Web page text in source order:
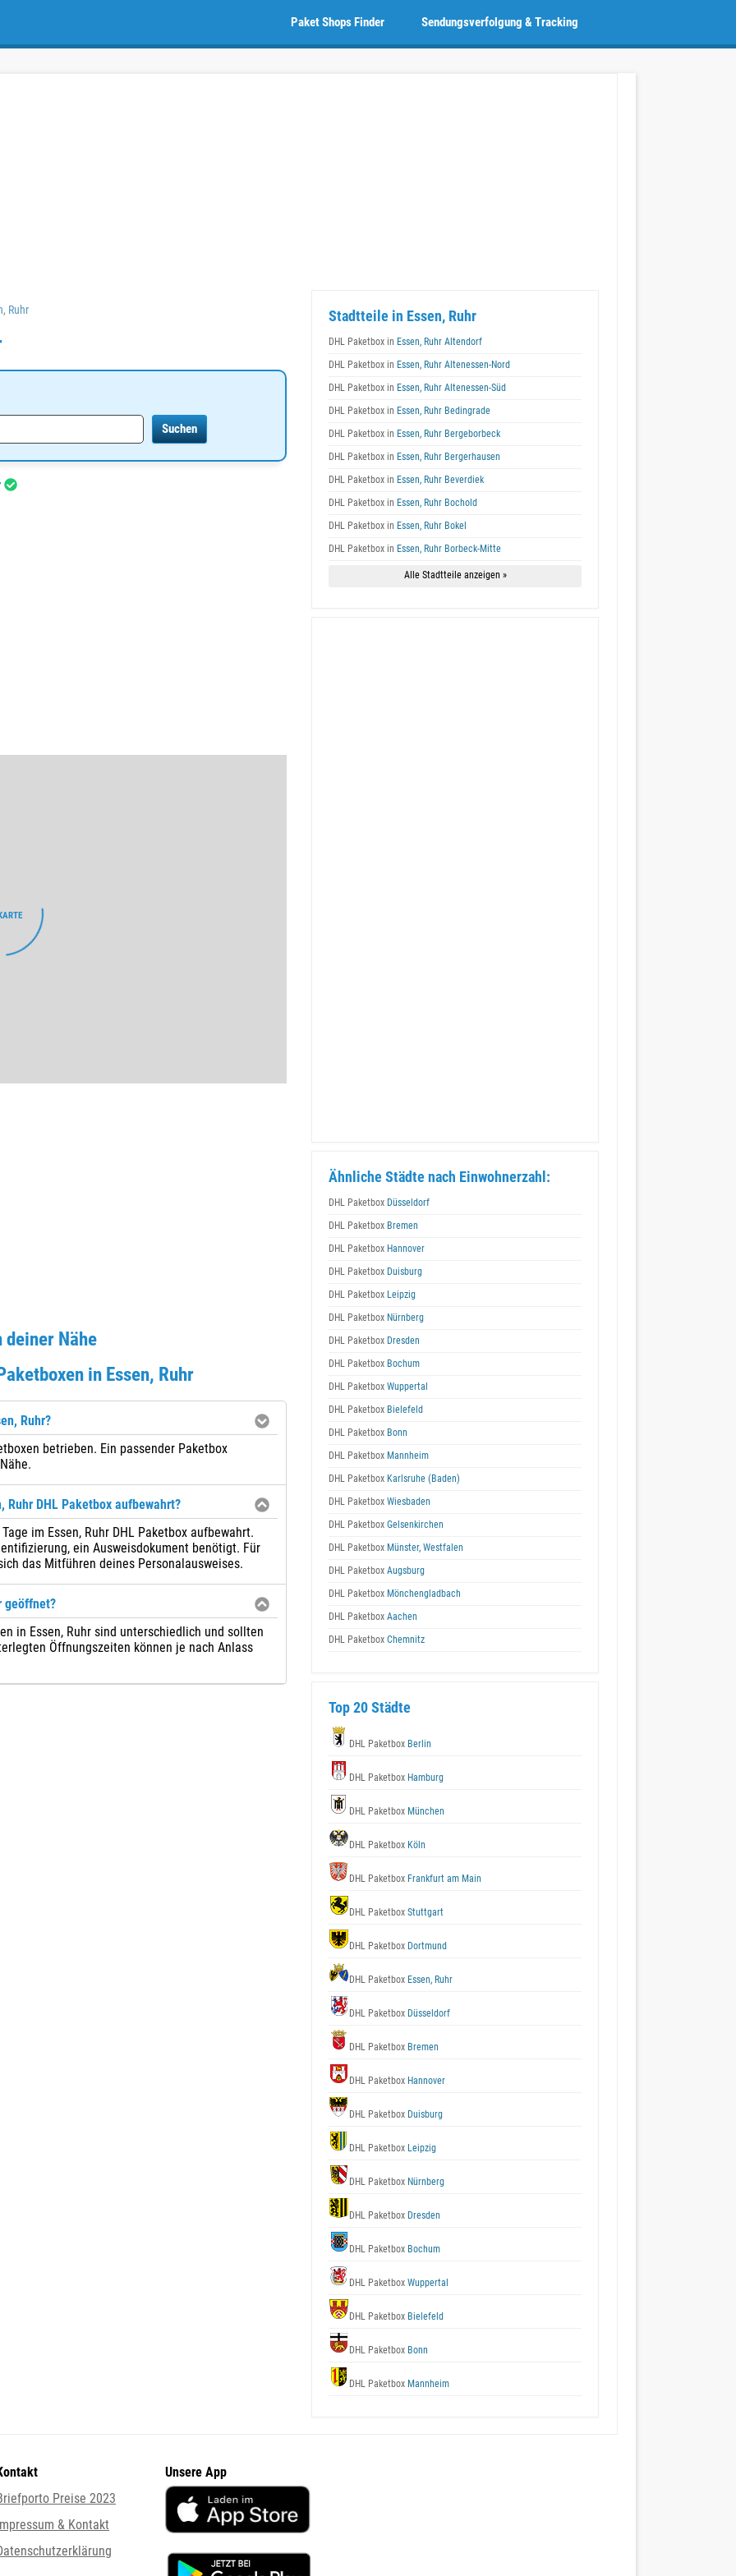
Sendungsverfolgung & Tracking
Paket Shops Finder
Ruhr
deiner Nähe
in Essen, Ruhr
Ruhr?
betrieben. Ein passender Paketbox
Ruhr DHL Paketbox aufbewahrt?
im Essen, Ruhr DHL Paketbox aufbewahrt.
ein Ausweisdokument benötigt. Für
das Mitführen deines Personalausweises.
geöffnet?
in Essen, Ruhr sind unterschiedlich und sollten
Öffnungszeiten können je nach Anlass
Stadtteile in Essen, Ruhr
DHL Paketbox in Essen, Ruhr Altendorf
DHL Paketbox in Essen, Ruhr Altenessen-Nord
DHL Paketbox in Essen, Ruhr Altenessen-Süd
DHL Paketbox in Essen, Ruhr Bedingrade
DHL Paketbox in Essen, Ruhr Bergeborbeck
DHL Paketbox in Essen, Ruhr Bergerhausen
DHL Paketbox in Essen, Ruhr Beverdiek
DHL Paketbox in Essen, Ruhr Bochold
DHL Paketbox in Essen, Ruhr Bokel
DHL Paketbox in Essen, Ruhr Borbeck-Mitte
Alle Stadtteile anzeigen »
Ähnliche Städte nach Einwohnerzahl:
DHL Paketbox Düsseldorf
DHL Paketbox Bremen
DHL Paketbox Hannover
DHL Paketbox Duisburg
DHL Paketbox Leipzig
DHL Paketbox Nürnberg
DHL Paketbox Dresden
DHL Paketbox Bochum
DHL Paketbox Wuppertal
DHL Paketbox Bielefeld
DHL Paketbox Bonn
DHL Paketbox Mannheim
DHL Paketbox Karlsruhe (Baden)
DHL Paketbox Wiesbaden
DHL Paketbox Gelsenkirchen
DHL Paketbox Münster, Westfalen
DHL Paketbox Augsburg
DHL Paketbox Mönchengladbach
DHL Paketbox Aachen
DHL Paketbox Chemnitz
Top 20 Städte
DHL Paketbox Berlin
DHL Paketbox Hamburg
DHL Paketbox München
DHL Paketbox Köln
DHL Paketbox Frankfurt am Main
DHL Paketbox Stuttgart
DHL Paketbox Dortmund
DHL Paketbox Essen, Ruhr
DHL Paketbox Düsseldorf
DHL Paketbox Bremen
DHL Paketbox Hannover
DHL Paketbox Duisburg
DHL Paketbox Leipzig
DHL Paketbox Nürnberg
DHL Paketbox Dresden
DHL Paketbox Bochum
DHL Paketbox Wuppertal
DHL Paketbox Bielefeld
DHL Paketbox Bonn
DHL Paketbox Mannheim
Preise 2023
& Kontakt
Unsere App